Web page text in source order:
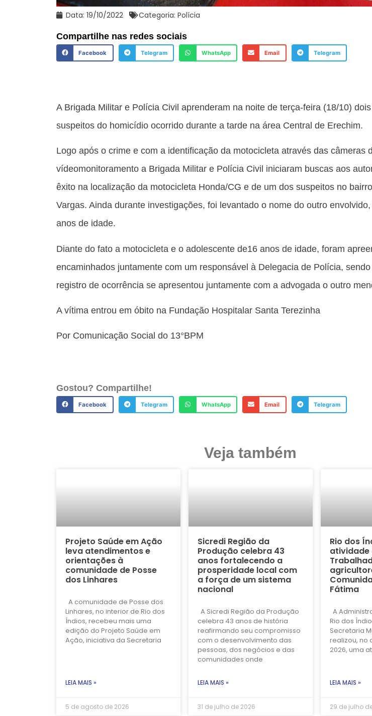
Data: 19/10/2022 Categoria: Polícia
Compartilhe nas redes sociais
Facebook Telegram WhatsApp Email Telegram
A Brigada Militar e Polícia Civil aprenderam na noite de terça-feira (18/10)
suspeitos do homicídio ocorrido durante a tarde na área Central de Erechim.
Logo após o crime e com a identificação da motocicleta através das câmeras
vídeomonitoramento a Brigada Militar e Polícia Civil iniciaram buscas aos
êxito na localização da motocicleta Honda/CG e de um dos suspeitos no
Vargas. Ainda durante investigações, foi levantado o nome do outro
anos de idade.
Diante do fato a motocicleta e o adolescente de16 anos de idade, foram
encaminhados juntamente com um responsável à Delegacia de Polícia,
registro de ocorrência se apresentou juntamente com a advogada o outro
A vítima entrou em óbito na Fundação Hospitalar Santa Terezinha
Por Comunicação Social do 13°BPM
Gostou? Compartilhe!
Facebook Telegram WhatsApp Email Telegram
Veja também
Projeto Saúde em Ação
leva atendimentos e
orientações à
comunidade de Posse
dos Linhares
A comunidade de Posse dos
Linhares, no interior de Rio dos
Índios, recebeu mais uma
edição do Projeto Saúde em
Ação, iniciativa da Secretaria
LEIA MAIS »
5 de agosto de 2026
Sicredi Região da
Produção celebra 43
anos fortalecendo a
prosperidade local com
a força de um sistema
nacional
A Sicredi Região da Produção
celebra 43 anos de história
reafirmando seu compromisso
com o desenvolvimento das
pessoas, dos negócios e das
comunidades onde
LEIA MAIS »
31 de julho de 2026
Rio dos
atividade
Fátima
A
Rio dos
Secretaria
realizou, no
2026, uma
LEIA MAIS »
29 de julho